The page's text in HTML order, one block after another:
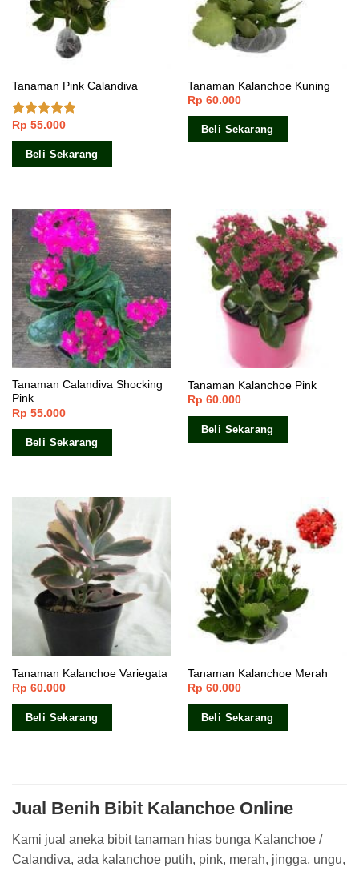
Tanaman Pink Calandiva
Dinilai
4.50dari 5
Rp 55.000
Beli Sekarang
Tanaman Kalanchoe Kuning
Rp 60.000
Beli Sekarang
Tanaman Calandiva Shocking
Pink
Rp 55.000
Beli Sekarang
Tanaman Kalanchoe Pink
Rp 60.000
Beli Sekarang
Tanaman Kalanchoe Variegata
Rp 60.000
Beli Sekarang
Tanaman Kalanchoe Merah
Rp 60.000
Beli Sekarang
Jual Benih Bibit Kalanchoe Online
Kami jual aneka bibit tanaman hias bunga Kalanchoe /
Calandiva, ada kalanchoe putih, pink, merah, jingga, ungu,